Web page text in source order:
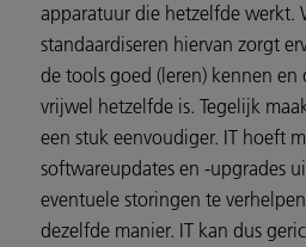
apparatuur die hetzelfde werkt.
standaardiseren hiervan zorgt
de tools goed (leren) kennen en
vrijwel hetzelfde is. Tegelijk
een stuk eenvoudiger. IT hoeft
softwareupdates en -upgrades
eventuele storingen te
dezelfde manier. IT kan dus